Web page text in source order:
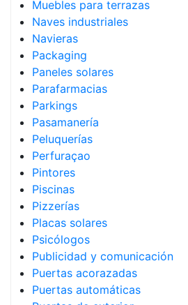
Muebles para terrazas
Naves industriales
Navieras
Packaging
Paneles solares
Parafarmacias
Parkings
Pasamanería
Peluquerías
Perfuraçao
Pintores
Piscinas
Pizzerías
Placas solares
Psicólogos
Publicidad y comunicación
Puertas acorazadas
Puertas automáticas